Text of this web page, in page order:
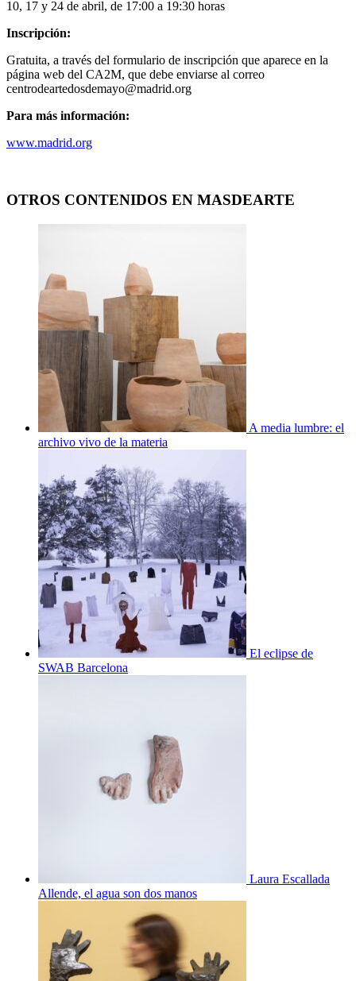
10, 17 y 24 de abril, de 17:00 a 19:30 horas
Inscripción:
Gratuita, a través del formulario de inscripción que aparece en la
página web del CA2M, que debe enviarse al correo
centrodeartedosdemayo@madrid.org
Para más información:
www.madrid.org
OTROS CONTENIDOS EN MASDEARTE
A media lumbre: el
archivo vivo de la materia
El eclipse de
SWAB Barcelona
Laura Escallada
Allende, el agua son dos manos